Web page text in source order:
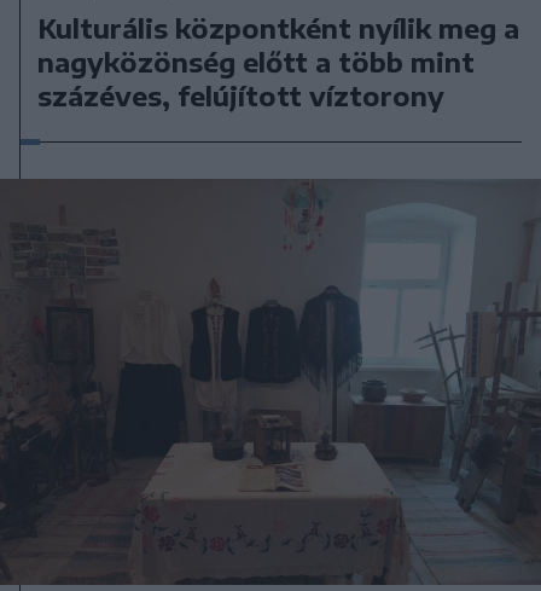
Kulturális központként nyílik meg a
nagyközönség előtt a több mint
százéves, felújított víztorony